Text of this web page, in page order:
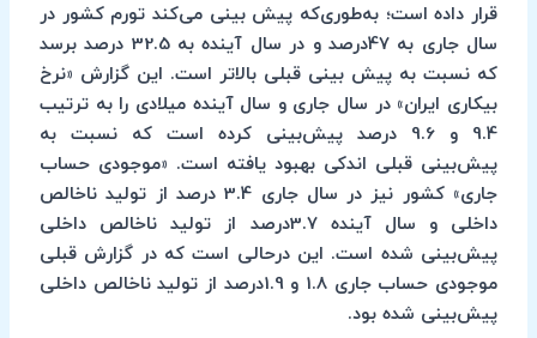
قرار داده است؛ به‌طوری‌که پیش بینی می‌کند تورم کشور در
سال جاری به 47درصد و در سال آینده به 32.5 درصد برسد
که نسبت به پیش بینی قبلی بالاتر است. این گزارش «نرخ
بیکاری ایران» در سال جاری و سال آینده میلادی را به ترتیب
9.4 و 9.6 درصد پیش‌بینی کرده است که نسبت به
پیش‌بینی قبلی اندکی بهبود یافته است. «موجودی حساب
جاری» کشور نیز در سال جاری 3.4 درصد از تولید ناخالص
داخلی و سال آینده 3.7درصد از تولید ناخالص داخلی
پیش‌بینی شده است. این درحالی است که در گزارش قبلی
موجودی حساب جاری 1.8 و 1.9درصد از تولید ناخالص داخلی
پیش‌بینی شده بود.